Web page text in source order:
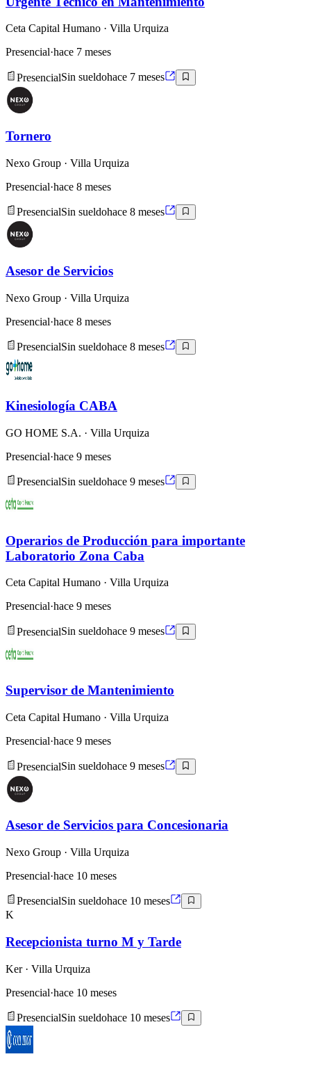
Ceta Capital Humano · Villa Urquiza
Presencial·hace 7 meses
PresencialSin sueldohace 7 meses
Tornero
Nexo Group · Villa Urquiza
Presencial·hace 8 meses
PresencialSin sueldohace 8 meses
Asesor de Servicios
Nexo Group · Villa Urquiza
Presencial·hace 8 meses
PresencialSin sueldohace 8 meses
Kinesiología CABA
GO HOME S.A. · Villa Urquiza
Presencial·hace 9 meses
PresencialSin sueldohace 9 meses
Operarios de Producción para importante
Laboratorio Zona Caba
Ceta Capital Humano · Villa Urquiza
Presencial·hace 9 meses
PresencialSin sueldohace 9 meses
Supervisor de Mantenimiento
Ceta Capital Humano · Villa Urquiza
Presencial·hace 9 meses
PresencialSin sueldohace 9 meses
Asesor de Servicios para Concesionaria
Nexo Group · Villa Urquiza
Presencial·hace 10 meses
PresencialSin sueldohace 10 meses
K
Recepcionista turno M y Tarde
Ker· Villa Urquiza
Presencial·hace 10 meses
PresencialSin sueldohace 10 meses